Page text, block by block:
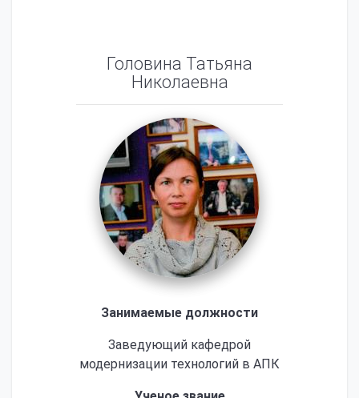
Головина Татьяна
Николаевна
Занимаемые должности
Заведующий кафедрой
модернизации технологий в АПК